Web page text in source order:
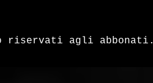
riservati agli abbonati.